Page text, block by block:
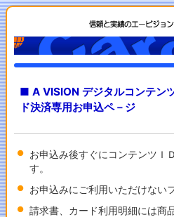
■ A VISION デジタルコンテン
ド決済専用お申込ペ－ジ
お申込み後すぐにコンテンツＩ
す。
お申込みにご利用いただけない
請求書、カード利用明細には商